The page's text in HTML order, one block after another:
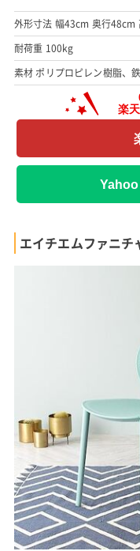
外形寸法 幅43cm 奥行
耐荷重 100kg
素材 ポリプロピレン樹脂、
エイチエムファニ